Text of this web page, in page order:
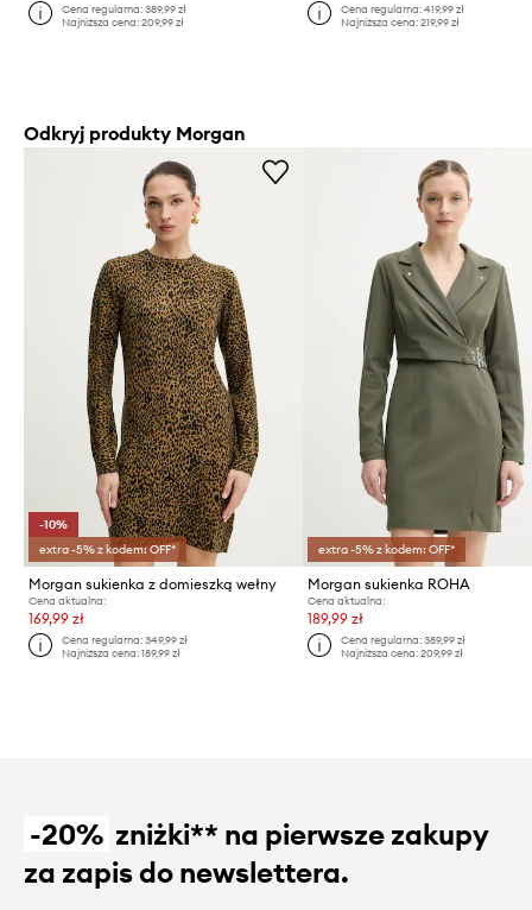
Cena regularna:389,99 zł
Najniższa cena:209,99 zł
Cena regularna: 419,99 zł
Najniższa cena: 219,99 zł
Odkryj produkty Morgan
-10%
extra -5% z kodem: OFF*
Morgan sukienka z domieszką wełny
Cena aktualna:
169,99 zł
Cena regularna:349,99 zł
Najniższa cena:189,99 zł
extra -5% z kodem: OFF*
Morgan sukienka ROHA
Cena aktualna:
189,99 zł
Cena regularna: 389,99 zł
Najniższa cena: 209,99 zł
-20% zniżki** na pierwsze zakupy
za zapis do newslettera.